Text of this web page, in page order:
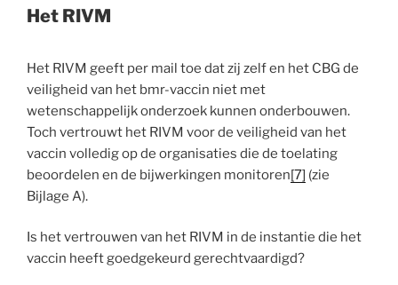
Het RIVM
Het RIVM geeft per mail toe dat zij zelf en het CBG de
veiligheid van het bmr-vaccin niet met
wetenschappelijk onderzoek kunnen onderbouwen.
Toch vertrouwt het RIVM voor de veiligheid van het
vaccin volledig op de organisaties die de toelating
beoordelen en de bijwerkingen monitoren[7] (zie
Bijlage A).
Is het vertrouwen van het RIVM in de instantie die het
vaccin heeft goedgekeurd gerechtvaardigd?